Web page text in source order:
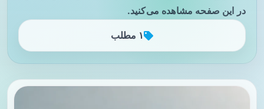
در این صفحه مشاهده می‌کنید.
۱ مطلب